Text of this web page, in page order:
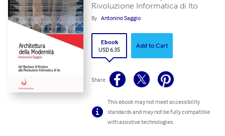
Rivoluzione Informatica di Ito
By Antonino Saggio
Ebook
USD 6.35
Add to Cart
Share
This ebook may not meet accessibility
standards and may not be fully compatible
with assistive technologies.